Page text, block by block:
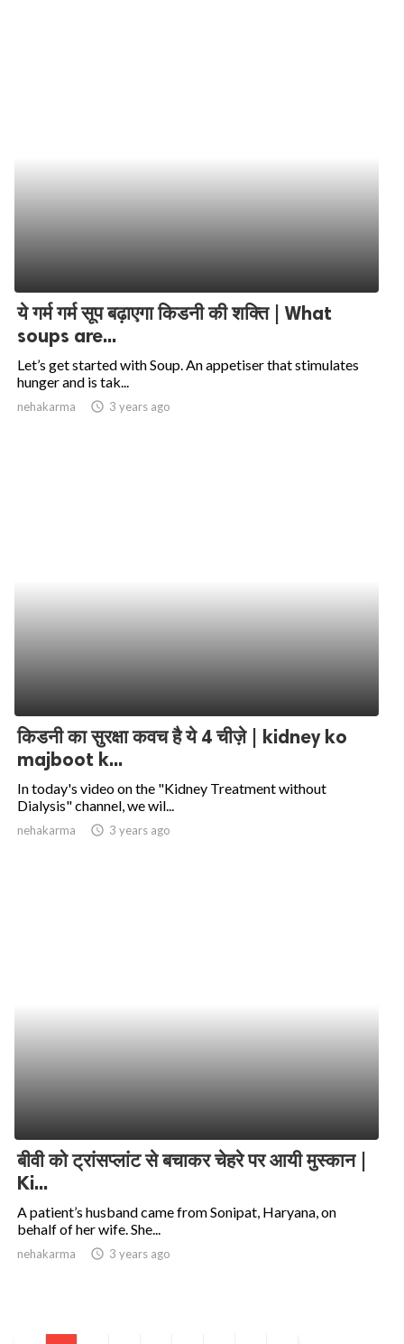
ये गर्म गर्म सूप बढ़ाएगा किडनी की शक्ति | What
soups are...
Let’s get started with Soup. An appetiser that stimulates
hunger and is tak...
nehakarma access_time 3 years ago
किडनी का सुरक्षा कवच है ये 4 चीज़े | kidney ko
majboot k...
In today's video on the "Kidney Treatment without
Dialysis" channel, we wil...
nehakarma access_time 3 years ago
बीवी को ट्रांसप्लांट से बचाकर चेहरे पर आयी मुस्कान |
Ki...
A patient’s husband came from Sonipat, Haryana, on
behalf of her wife. She...
nehakarma access_time 3 years ago